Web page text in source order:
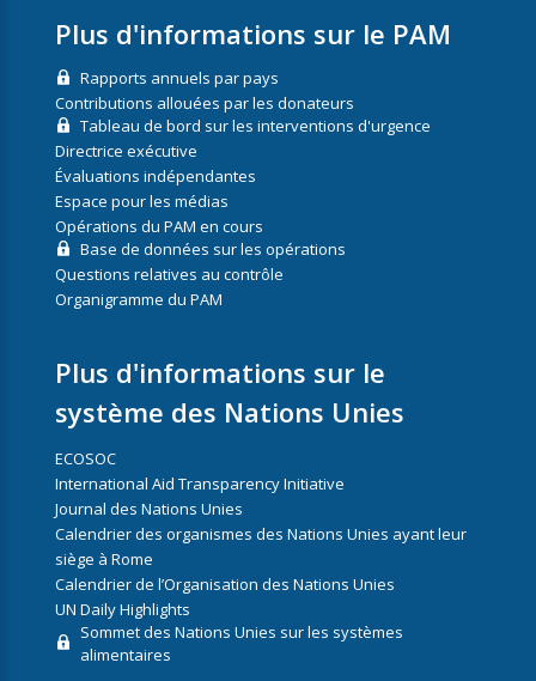
Plus d'informations sur le PAM
Rapports annuels par pays
Contributions allouées par les donateurs
Tableau de bord sur les interventions d'urgence
Directrice exécutive
Évaluations indépendantes
Espace pour les médias
Opérations du PAM en cours
Base de données sur les opérations
Questions relatives au contrôle
Organigramme du PAM
Plus d'informations sur le
système des Nations Unies
ECOSOC
International Aid Transparency Initiative
Journal des Nations Unies
Calendrier des organismes des Nations Unies ayant leur
siège à Rome
Calendrier de l’Organisation des Nations Unies
UN Daily Highlights
Sommet des Nations Unies sur les systèmes
alimentaires